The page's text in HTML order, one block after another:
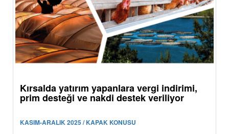
Kırsalda yatırım yapanlara vergi indirimi,
prim desteği ve nakdi destek veriliyor
KASIM-ARALIK 2025 / KAPAK KONUSU